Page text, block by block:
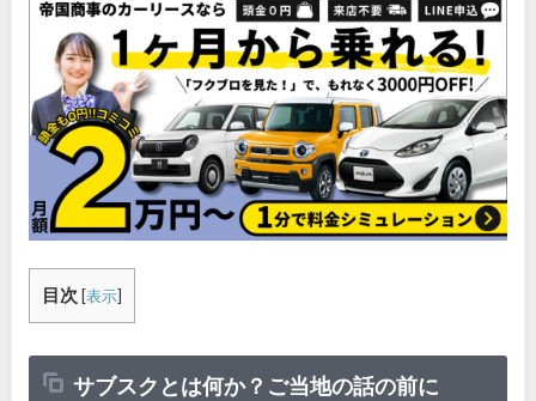
目次 [表示]
サブスクとは何か？ご当地の話の前に